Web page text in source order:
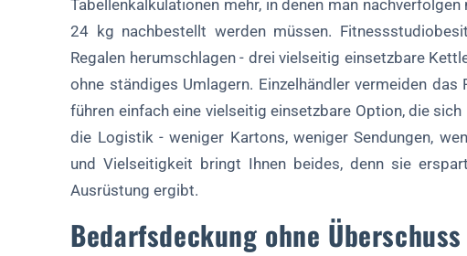
Tabellenkalkulationen mehr, in denen man
24 kg nachbestellt werden müssen.
Regalen herumschlagen - drei vielseitig einsetzbare
ohne ständiges Umlagern. Einzelhändler vermeiden
führen einfach eine vielseitig einsetzbare Option, die
die Logistik - weniger Kartons, weniger Sendungen,
und Vielseitigkeit bringt Ihnen beides, denn sie
Ausrüstung ergibt.
Bedarfsdeckung ohne Überschuss